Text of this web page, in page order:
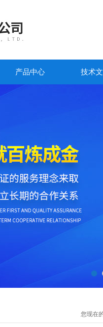
产品中心 技术
您现在